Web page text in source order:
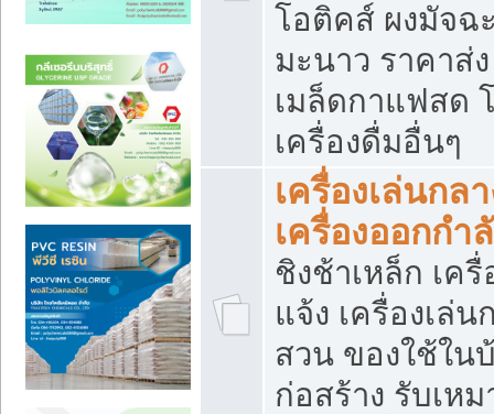
โอติคส์ ผงมัจฉ
มะนาว ราคาส่
เมล็ดกาแฟสด
เครื่องดื่มอื่นๆ
เครื่องเล่นกล
เครื่องออกกำ
ชิงช้าเหล็ก เค
แจ้ง เครื่องเล่น
สวน ของใช้ใน
ก่อสร้าง รับเห